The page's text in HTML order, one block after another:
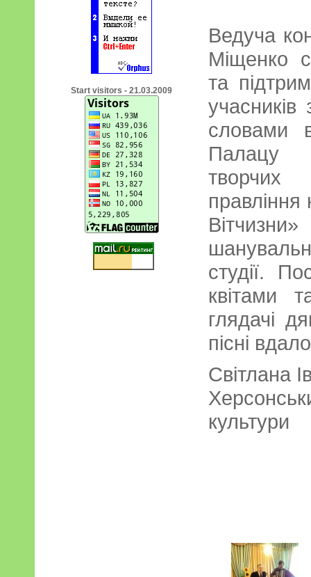
Start visitors - 21.03.2009
Ведуча
Міщенко
та
словами
Палацу
творчих
правління
студії.
квітами
глядачі
пісні
Світлана
культури